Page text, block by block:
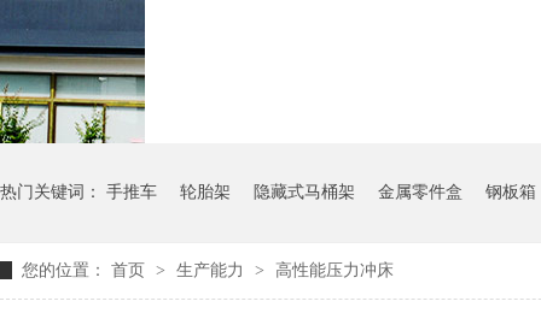
料架
热门关键词： 手推车 轮胎架 隐藏式马桶架 金属零件盒 钢板箱
您的位置： 首页 > 生产能力 > 高性能压力冲床